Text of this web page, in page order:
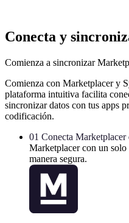
Conecta y
Comienza a sincronizar
Comienza con Marketplacer y
plataforma intuitiva facilita
sincronizar datos con tus apps
codificación.
01 Conecta
Marketplacer con un
manera segura.